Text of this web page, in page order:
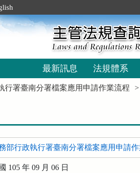
最新訊息 法規體系
行署臺南分署檔案應用申請作業流程
部行政執行署臺南分署檔案應用申請
105 年 09 月 06 日